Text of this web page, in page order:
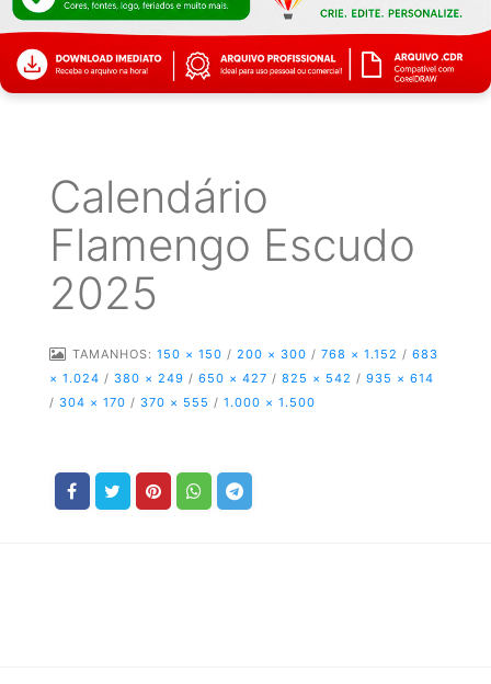
Calendário
Flamengo Escudo
2025
TAMANHOS: 150 × 150 / 200 × 300 / 768 × 1.152 / 683
× 1.024 / 380 × 249 / 650 × 427 / 825 × 542 / 935 × 614
/ 304 × 170 / 370 × 555 / 1.000 × 1.500